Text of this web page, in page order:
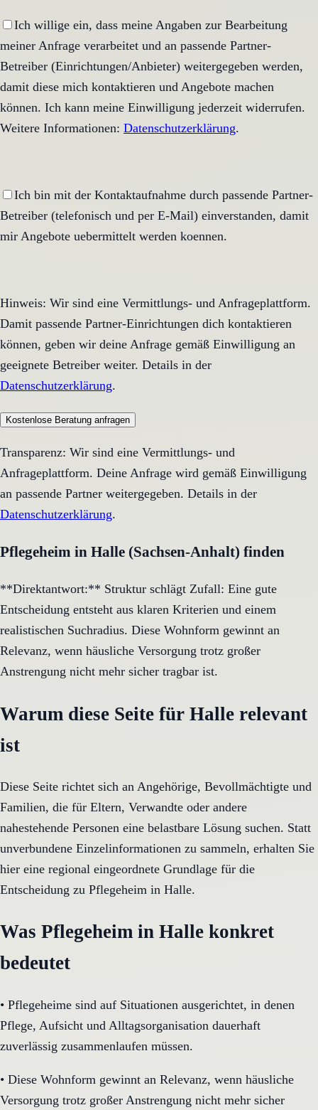
Ich willige ein, dass meine Angaben zur Bearbeitung
meiner Anfrage verarbeitet und an passende Partner-
Betreiber (Einrichtungen/Anbieter) weitergegeben werden,
damit diese mich kontaktieren und Angebote machen
können. Ich kann meine Einwilligung jederzeit widerrufen.
Weitere Informationen: Datenschutzerklärung.
Ich bin mit der Kontaktaufnahme durch passende Partner-
Betreiber (telefonisch und per E-Mail) einverstanden, damit
mir Angebote uebermittelt werden koennen.
Hinweis: Wir sind eine Vermittlungs- und Anfrageplattform.
Damit passende Partner-Einrichtungen dich kontaktieren
können, geben wir deine Anfrage gemäß Einwilligung an
geeignete Betreiber weiter. Details in der
Datenschutzerklärung.
Kostenlose Beratung anfragen
Transparenz: Wir sind eine Vermittlungs- und
Anfrageplattform. Deine Anfrage wird gemäß Einwilligung
an passende Partner weitergegeben. Details in der
Datenschutzerklärung.
Pflegeheim in Halle (Sachsen-Anhalt) finden
**Direktantwort:** Struktur schlägt Zufall: Eine gute
Entscheidung entsteht aus klaren Kriterien und einem
realistischen Suchradius. Diese Wohnform gewinnt an
Relevanz, wenn häusliche Versorgung trotz großer
Anstrengung nicht mehr sicher tragbar ist.
Warum diese Seite für Halle relevant
ist
Diese Seite richtet sich an Angehörige, Bevollmächtigte und
Familien, die für Eltern, Verwandte oder andere
nahestehende Personen eine belastbare Lösung suchen. Statt
unverbundene Einzelinformationen zu sammeln, erhalten Sie
hier eine regional eingeordnete Grundlage für die
Entscheidung zu Pflegeheim in Halle.
Was Pflegeheim in Halle konkret
bedeutet
• Pflegeheime sind auf Situationen ausgerichtet, in denen
Pflege, Aufsicht und Alltagsorganisation dauerhaft
zuverlässig zusammenlaufen müssen.
• Diese Wohnform gewinnt an Relevanz, wenn häusliche
Versorgung trotz großer Anstrengung nicht mehr sicher